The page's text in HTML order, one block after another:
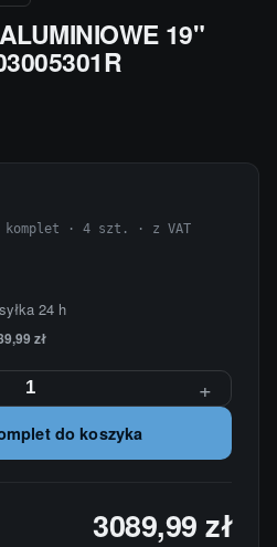
19"
komplet · 4 szt. · z VAT
24 h
zł
+
do koszyka
3089,99 zł